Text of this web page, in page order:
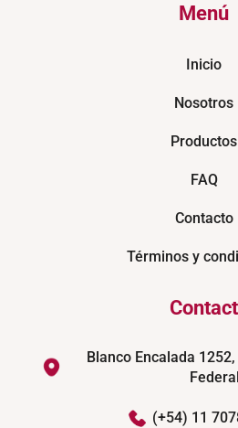
Menú
Inicio
Nosotros
Productos
FAQ
Contacto
Términos y
Contact
Blanco Encalada
(+54) 11